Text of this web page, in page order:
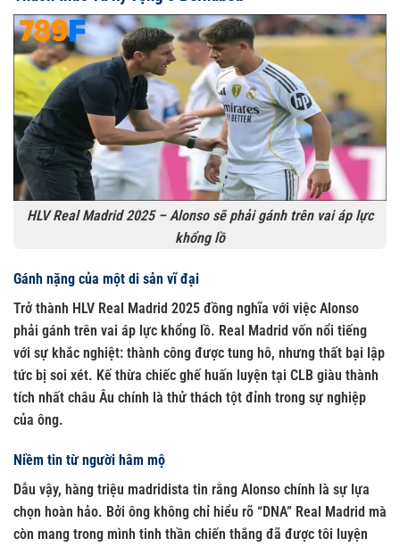
HLV Real Madrid 2025 – Alonso sẽ phải gánh trên vai áp lực
khổng lồ
Gánh nặng của một di sản vĩ đại
Trở thành HLV Real Madrid 2025 đồng nghĩa với việc Alonso
phải gánh trên vai áp lực khổng lồ. Real Madrid vốn nổi tiếng
với sự khắc nghiệt: thành công được tung hô, nhưng thất bại lập
tức bị soi xét. Kế thừa chiếc ghế huấn luyện tại CLB giàu thành
tích nhất châu Âu chính là thử thách tột đỉnh trong sự nghiệp
của ông.
Niềm tin từ người hâm mộ
Dẫu vậy, hàng triệu madridista tin rằng Alonso chính là sự lựa
chọn hoàn hảo. Bởi ông không chỉ hiểu rõ “DNA” Real Madrid mà
còn mang trong mình tinh thần chiến thắng đã được tôi luyện